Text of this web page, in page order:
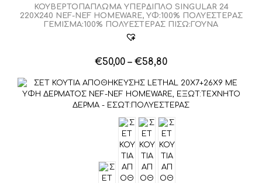
ΚΟΥΒΕΡΤΟΠΑΠΛΩΜΑ ΥΠΕΡΔΙΠΛΟ SINGULAR 24
220Χ240 NEF-NEF HOMEWARE, ΥΦ:100% ΠΟΛΥΕΣΤΕΡΑΣ
ΓΕΜΙΣΜΑ:100% ΠΟΛΥΕΣΤΕΡΑΣ ΠΙΣΩ:ΓΟΥΝΑ
€50,00 – €58,80Price
€50,00
through
€58,80